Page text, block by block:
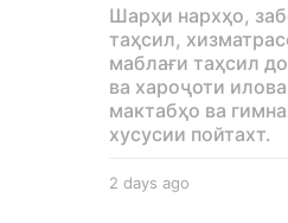
Шарҳи нархҳо,
таҳсил,
маблағи таҳсил
ва хароҷоти
мактабҳо ва
хусусии пойтахт.
2 days ago